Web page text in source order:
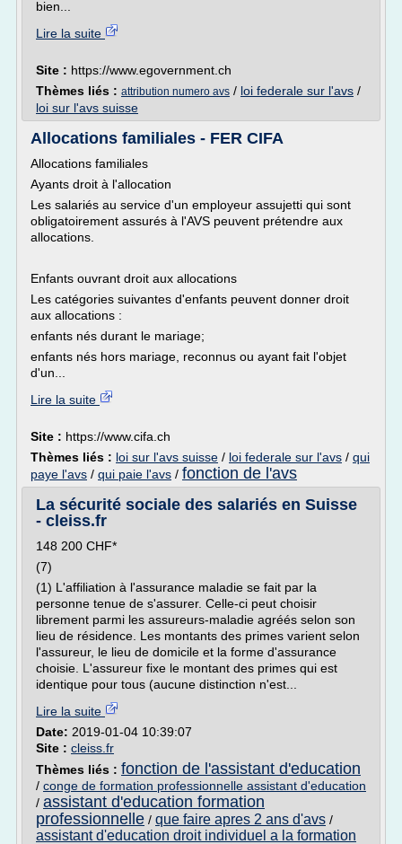
bien...
Lire la suite
Site : https://www.egovernment.ch
Thèmes liés : attribution numero avs / loi federale sur l'avs /
loi sur l'avs suisse
Allocations familiales - FER CIFA
Allocations familiales
Ayants droit à l'allocation
Les salariés au service d'un employeur assujetti qui sont
obligatoirement assurés à l'AVS peuvent prétendre aux
allocations.
Enfants ouvrant droit aux allocations
Les catégories suivantes d'enfants peuvent donner droit
aux allocations :
enfants nés durant le mariage;
enfants nés hors mariage, reconnus ou ayant fait l'objet
d'un...
Lire la suite
Site : https://www.cifa.ch
Thèmes liés : loi sur l'avs suisse / loi federale sur l'avs / qui
paye l'avs / qui paie l'avs / fonction de l'avs
La sécurité sociale des salariés en Suisse
- cleiss.fr
148 200 CHF*
(7)
(1) L'affiliation à l'assurance maladie se fait par la
personne tenue de s'assurer. Celle-ci peut choisir
librement parmi les assureurs-maladie agréés selon son
lieu de résidence. Les montants des primes varient selon
l'assureur, le lieu de domicile et la forme d'assurance
choisie. L'assureur fixe le montant des primes qui est
identique pour tous (aucune distinction n'est...
Lire la suite
Date: 2019-01-04 10:39:07
Site : cleiss.fr
Thèmes liés : fonction de l'assistant d'education
/ conge de formation professionnelle assistant d'education
/ assistant d'education formation
professionnelle / que faire apres 2 ans d'avs /
assistant d'education droit individuel a la formation